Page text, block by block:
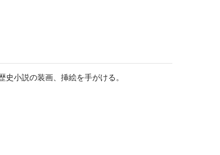
小説の装画、挿絵を手がける。